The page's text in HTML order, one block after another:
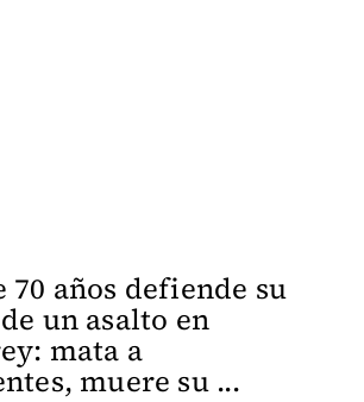
70 años defiende su
un asalto en
mata a
muere su ...